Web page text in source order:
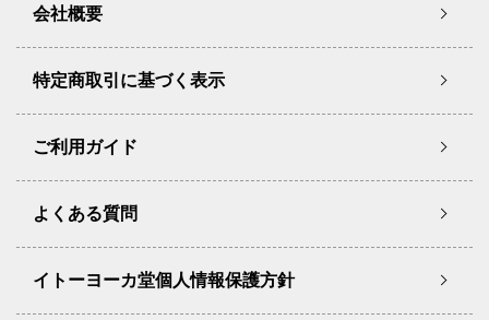
会社概要
特定商取引に基づく表示
ご利用ガイド
よくある質問
イトーヨーカ堂個人情報保護方針